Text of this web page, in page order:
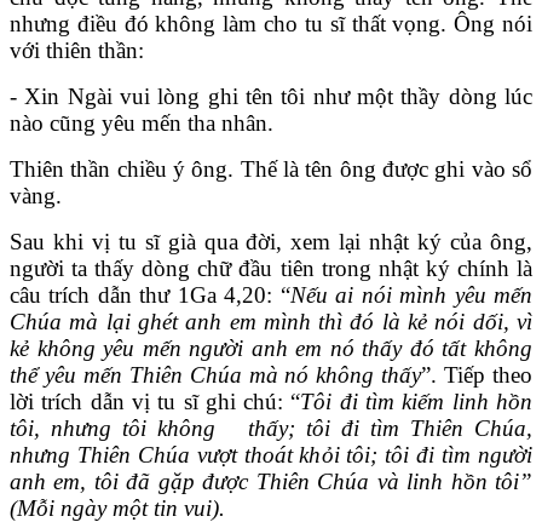
nhưng điều đó không làm cho tu sĩ thất vọng. Ông nói
với thiên thần:
- Xin Ngài vui lòng ghi tên tôi như một thầy dòng lúc
nào cũng yêu mến tha nhân.
Thiên thần chiều ý ông. Thế là tên ông được ghi vào sổ
vàng.
Sau khi vị tu sĩ già qua đời, xem lại nhật ký của ông,
người ta thấy dòng chữ đầu tiên trong nhật ký chính là
câu trích dẫn thư 1Ga 4,20: “Nếu ai nói mình yêu mến
Chúa mà lại ghét anh em mình thì đó là kẻ nói dối, vì
kẻ không yêu mến người anh em nó thấy đó tất không
thể yêu mến Thiên Chúa mà nó không thấy”. Tiếp theo
lời trích dẫn vị tu sĩ ghi chú: “Tôi đi tìm kiếm linh hồn
tôi, nhưng tôi không thấy; tôi đi tìm Thiên Chúa,
nhưng Thiên Chúa vượt thoát khỏi tôi; tôi đi tìm người
anh em, tôi đã gặp được Thiên Chúa và linh hồn tôi”
(Mỗi ngày một tin vui).